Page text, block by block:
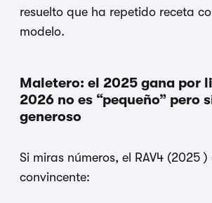
resuelto que ha repetido receta
modelo.
Maletero: el 2025 gana por
2026 no es “pequeño” pero
generoso
Si miras números, el RAV4 (2025 )
convincente: